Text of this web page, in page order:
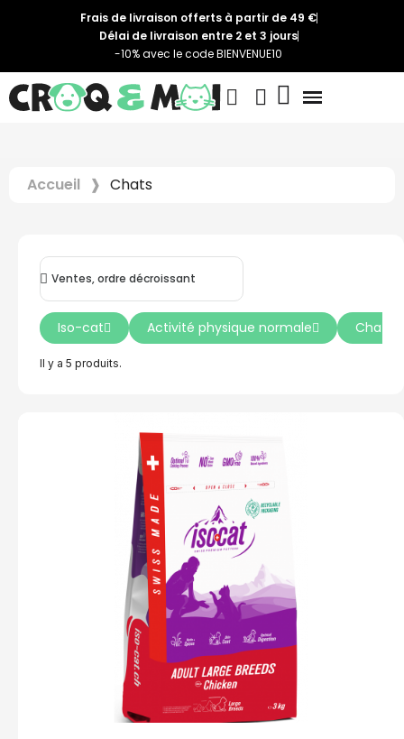
Frais de livraison offerts à partir de 49 €
Délai de livraison entre 2 et 3 jours
-10% avec le code BIENVENUE10
Accueil Chats
Il y a 5 produits.
Iso-cat Activité physique normale Chat